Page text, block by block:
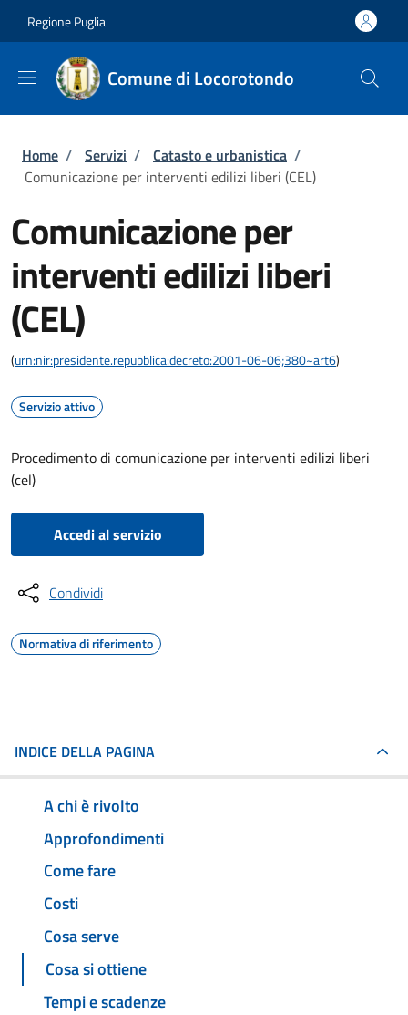
Regione Puglia
Comune di Locorotondo
Briciole di pane
Home / Servizi / Catasto e urbanistica /
Comunicazione per interventi edilizi liberi (CEL)
Comunicazione per
interventi edilizi liberi
(CEL)
(urn:nir:presidente.repubblica:decreto:2001-06-06;380~art6)
Servizio attivo
Procedimento di comunicazione per interventi edilizi liberi
(cel)
Accedi al servizio
Condividi
Normativa di riferimento
INDICE DELLA PAGINA
A chi è rivolto
Approfondimenti
Come fare
Costi
Cosa serve
Cosa si ottiene
Tempi e scadenze